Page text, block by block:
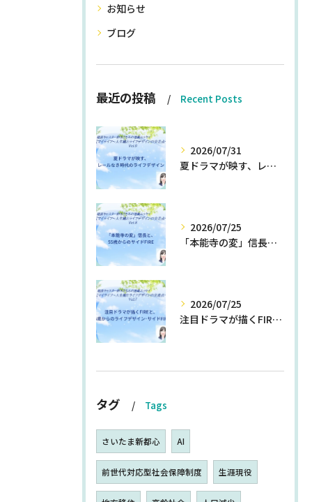
お知らせ
ブログ
最近の投稿 Recent Posts
2026/07/31
夏ドラマが映す、レールなき時代のライフデザイン
2026/07/25
「本能寺の変」信長と、55歳からのサイドFIRE
2026/07/25
注目ドラマが描くFIREと、55歳からのライフデザイン・サイドFIRE
タグ Tags
さいたま新都心 AI
前世代対応型社会保障制度 生涯現役